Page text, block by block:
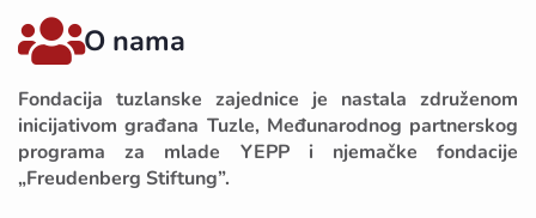
O nama
Fondacija tuzlanske zajednice je nastala združenom
inicijativom građana Tuzle, Međunarodnog partnerskog
programa za mlade YEPP i njemačke fondacije
„Freudenberg Stiftung”.